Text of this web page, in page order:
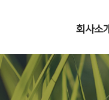
회사소